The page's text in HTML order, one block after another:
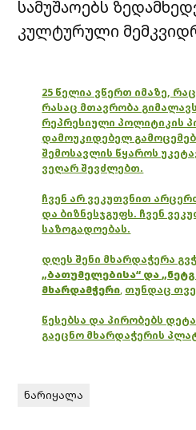
სამუშაოებს
კულტურული
25 წელია ვწერთ იმაზე,
რასაც მთავრობა
რეპრესიული პოლიტიკის
დამოუკიდებელ
შემოსავლის წყაროს
ვეღარ შევძლებთ.
ჩვენ არ ვეკუთვნით
და ბიზნესჯგუფს. ჩვენ
საზოგადოებას.
დღეს შენი მხარდაჭერა
„ბათუმელებისა“ და
მხარდამჭერი, თუნდაც
წესებსა და პირობებს
გაეცნო მხარდაჭერის
ნარიყალა